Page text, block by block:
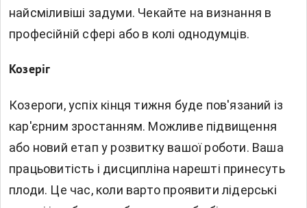
найсміливіші задуми. Чекайте на визнання в
професійній сфері або в колі однодумців.
Козеріг
Козероги, успіх кінця тижня буде пов'язаний із
кар'єрним зростанням. Можливе підвищення
або новий етап у розвитку вашої роботи. Ваша
працьовитість і дисципліна нарешті принесуть
плоди. Це час, коли варто проявити лідерські